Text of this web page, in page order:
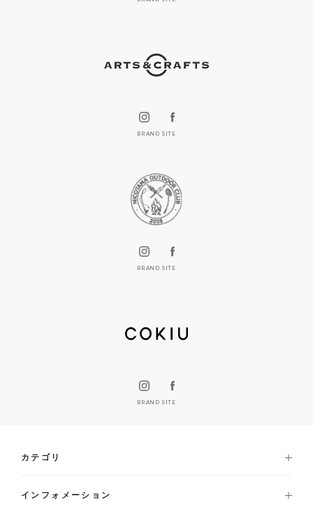
BRAND SITE
BRAND SITE
BRAND SITE
カテゴリ
インフォメーション